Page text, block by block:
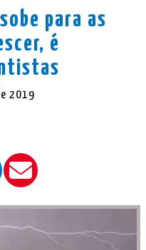
para as
é
2019